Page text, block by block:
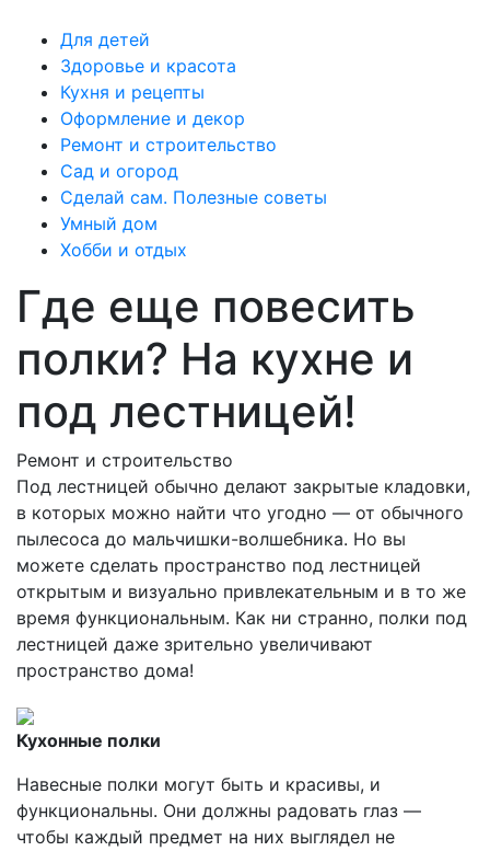
Для детей
Здоровье и красота
Кухня и рецепты
Оформление и декор
Ремонт и строительство
Сад и огород
Сделай сам. Полезные советы
Умный дом
Хобби и отдых
Где еще повесить
полки? На кухне и
под лестницей!
Ремонт и строительство
Под лестницей обычно делают закрытые кладовки,
в которых можно найти что угодно — от обычного
пылесоса до мальчишки-волшебника. Но вы
можете сделать пространство под лестницей
открытым и визуально привлекательным и в то же
время функциональным. Как ни странно, полки под
лестницей даже зрительно увеличивают
пространство дома!
Кухонные полки
Навесные полки могут быть и красивы, и
функциональны. Они должны радовать глаз —
чтобы каждый предмет на них выглядел не